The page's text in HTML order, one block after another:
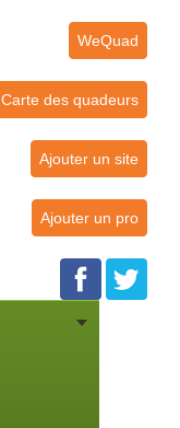
WeQuad
Carte des quadeurs
Ajouter un site
Ajouter un pro